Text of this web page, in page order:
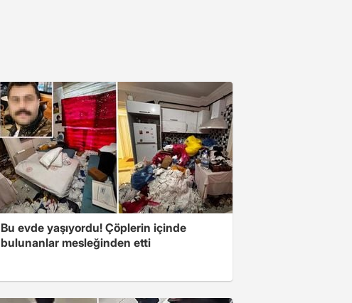
Bu evde yaşıyordu! Çöplerin içinde
bulunanlar mesleğinden etti